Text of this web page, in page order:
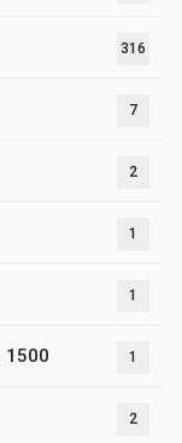
316
7
2
1
1
1500 1
2